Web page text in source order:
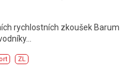
rychlostních zkoušek Barum
ZL